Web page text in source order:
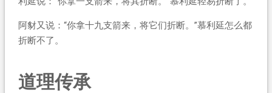
阿豺又说：“你拿十九支箭来，将它们折断。”慕利延怎么都
折断不了。
道理传承